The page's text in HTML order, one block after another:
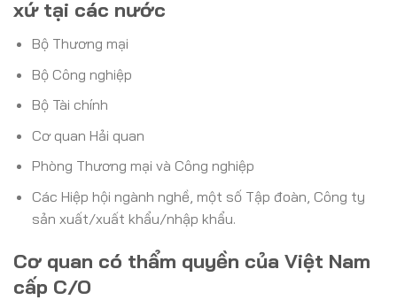
xứ tại các nước
Bộ Thương mại
Bộ Công nghiệp
Bộ Tài chính
Cơ quan Hải quan
Phòng Thương mại và Công nghiệp
Các Hiệp hội ngành nghề, một số Tập đoàn, Công ty
sản xuất/xuất khẩu/nhập khẩu.
Cơ quan có thẩm quyền của Việt Nam
cấp C/O